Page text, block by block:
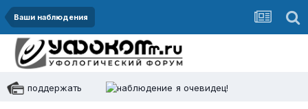
Ваши наблюдения
поддержать я очевидец!